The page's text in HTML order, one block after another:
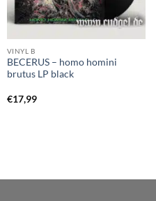
VINYL B
BECERUS – homo homini
brutus LP black
€17,99